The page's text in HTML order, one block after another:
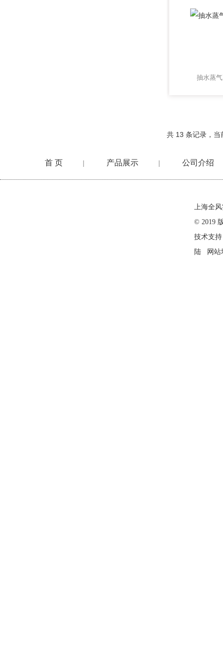
抽水蒸
共 13 条记录，
首 页 | 产品展示 | 公司介绍
上海全
© 2019
技术支
陆
网站